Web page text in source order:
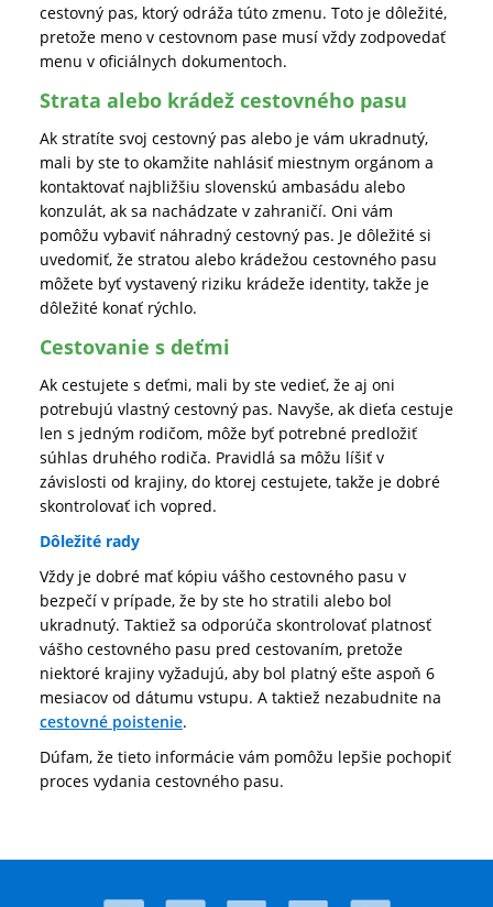
cestovný pas, ktorý odráža túto zmenu. Toto je dôležité,
pretože meno v cestovnom pase musí vždy zodpovedať
menu v oficiálnych dokumentoch.
Strata alebo krádež cestovného pasu
Ak stratíte svoj cestovný pas alebo je vám ukradnutý,
mali by ste to okamžite nahlásiť miestnym orgánom a
kontaktovať najbližšiu slovenskú ambasádu alebo
konzulát, ak sa nachádzate v zahraničí. Oni vám
pomôžu vybaviť náhradný cestovný pas. Je dôležité si
uvedomiť, že stratou alebo krádežou cestovného pasu
môžete byť vystavený riziku krádeže identity, takže je
dôležité konať rýchlo.
Cestovanie s deťmi
Ak cestujete s deťmi, mali by ste vedieť, že aj oni
potrebujú vlastný cestovný pas. Navyše, ak dieťa cestuje
len s jedným rodičom, môže byť potrebné predložiť
súhlas druhého rodiča. Pravidlá sa môžu líšiť v
závislosti od krajiny, do ktorej cestujete, takže je dobré
skontrolovať ich vopred.
Dôležité rady
Vždy je dobré mať kópiu vášho cestovného pasu v
bezpečí v prípade, že by ste ho stratili alebo bol
ukradnutý. Taktiež sa odporúča skontrolovať platnosť
vášho cestovného pasu pred cestovaním, pretože
niektoré krajiny vyžadujú, aby bol platný ešte aspoň 6
mesiacov od dátumu vstupu. A taktiež nezabudnite na
cestovné poistenie.
Dúfam, že tieto informácie vám pomôžu lepšie pochopiť
proces vydania cestovného pasu.